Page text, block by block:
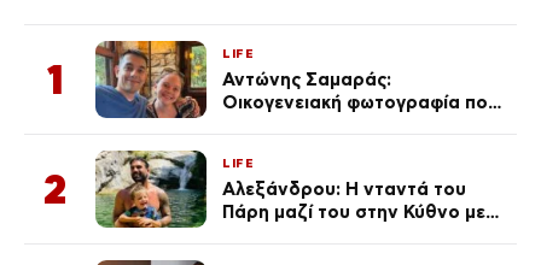
1
LIFE
Αντώνης Σαμαράς:
Οικογενειακή φωτογραφία που
Λένας
2
LIFE
Αλεξάνδρου: Η νταντά του
Πάρη μαζί του στην Κύθνο με